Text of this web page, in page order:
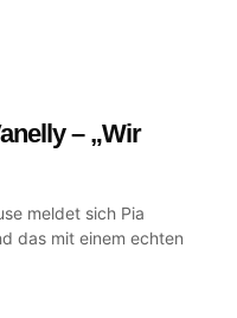
– „Wir
meldet sich Pia
das mit einem echten